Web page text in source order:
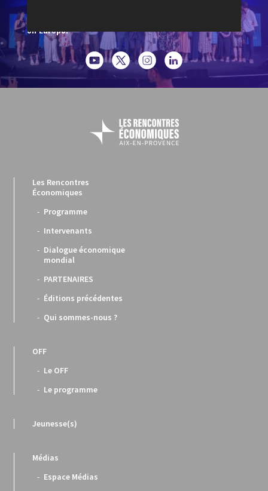
en Europe.
Les Rencontres
Économiques
Programme
Intervenants
Dialogue économique
mondial
PARTENAIRES
Éditions précédentes
Qui sommes-nous ?
OFF
Le OFF
Le programme
Jeunesse(s)
Médias
Espace Médias